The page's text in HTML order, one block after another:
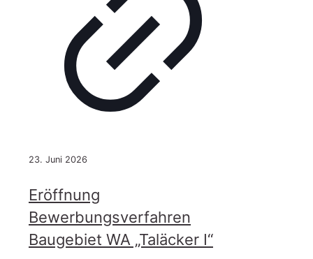
23. Juni 2026
Eröffnung
Bewerbungsverfahren
Baugebiet WA „Taläcker I“